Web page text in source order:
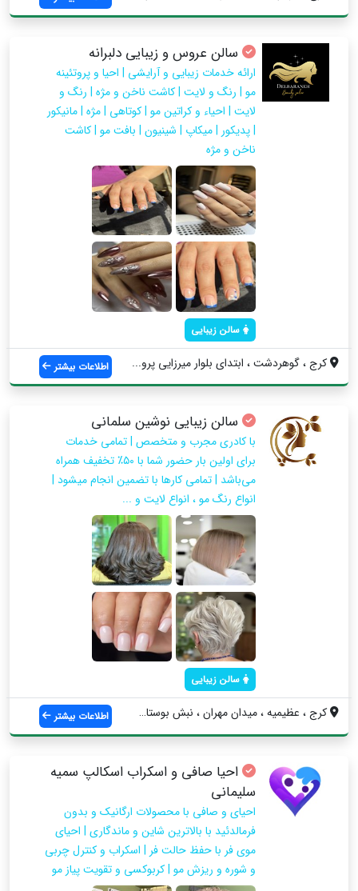
سالن عروس و زیبایی دلبرانه
ارائه خدمات زیبایی و آرایشی | احیا و پروتئینه
مو | رنگ و لایت | کاشت ناخن و مژه | رنگ و
لایت | احیاء و کراتین مو | کوتاهی | مژه | مانیکور
| پدیکور | میکاپ | شینیون | بافت مو | کاشت
ناخن و مژه
سالن زیبایی
کرج ، گوهردشت ، ابتدای بلوار میرزایی پرو... اطلاعات بیشتر
سالن زیبایی نوشین سلمانی
با کادری مجرب و متخصص | تمامی خدمات
برای اولین بار حضور شما با ۵۰٪ تخفیف همراه
می‌باشد | تمامی کارها با تضمین انجام میشود |
انواع رنگ مو ، انواع لایت و ...
سالن زیبایی
کرج ، عظیمیه ، میدان مهران ، نبش بوستان ... اطلاعات بیشتر
احیا صافی و اسکراب اسکالپ سمیه
سلیمانی
احیای و صافی با محصولات ارگانیک و بدون
فرمالدئید با بالاترین شاین و ماندگاری | احیای
موی فر با حفظ حالت فر | اسکراب و کنترل چربی
و شوره و ریزش مو | کربوکسی و تقویت پیاز مو